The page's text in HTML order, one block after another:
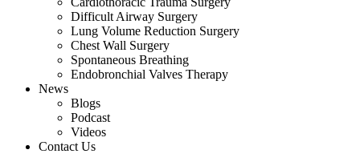
Difficult Airway Surgery
Lung Volume Reduction Surgery
Chest Wall Surgery
Spontaneous Breathing
Endobronchial Valves Therapy
News
Blogs
Podcast
Videos
Contact Us